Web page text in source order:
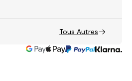
Tous Autres